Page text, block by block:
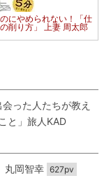
のにやめられない！「仕
削り方」 上妻 周太郎
った人たちが教え
と」旅人KAD
丸岡智幸 627pv